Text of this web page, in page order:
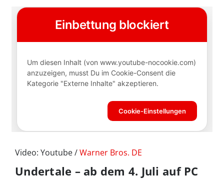
Video: Youtube /Warner Bros. DE
Undertale – ab dem 4. Juli auf PC